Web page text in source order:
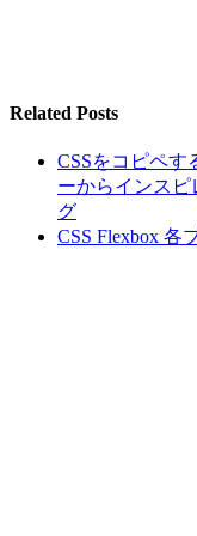
Related Posts
CSSをコピペす
ーからインス
グ
CSS Flexbox 各